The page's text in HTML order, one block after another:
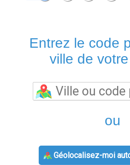
Entrez le code
ville de
ou
Géolocalisez-moi